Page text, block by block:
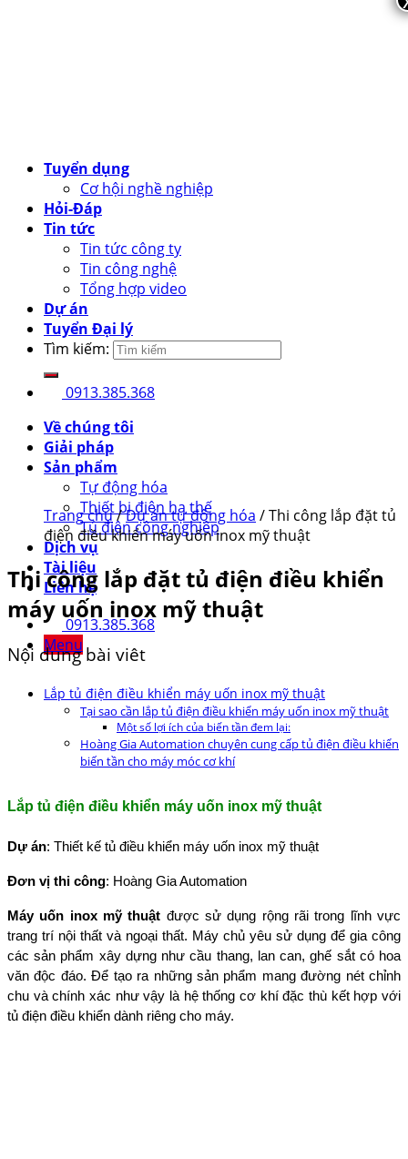
Tuyển dụng
Cơ hội nghề nghiệp
Hỏi-Đáp
Tin tức
Tin tức công ty
Tin công nghệ
Tổng hợp video
Dự án
Tuyển Đại lý
Tìm kiếm:
0913.385.368
Về chúng tôi
Giải pháp
Sản phẩm
Tự động hóa
Thiết bị điện hạ thế
Tủ điện công nghiệp
Dịch vụ
Tài liệu
Liên hệ
0913.385.368
Menu
Trang chủ/Dự án tự động hóa /Thi công lắp đặt tủ
điện điều khiển máy uốn inox mỹ thuật
Thi công lắp đặt tủ điện điều khiển
máy uốn inox mỹ thuật
Nội dung bài viêt
Lắp tủ điện điều khiển máy uốn inox mỹ thuật
Tại sao cần lắp tủ điện điều khiển máy uốn inox mỹ thuật
Một số lợi ích của biến tần đem lại:
Hoàng Gia Automation chuyên cung cấp tủ điện điều khiển
biến tần cho máy móc cơ khí
Lắp tủ điện điều khiển máy uốn inox mỹ thuật
Dự án: Thiết kế tủ điều khiển máy uốn inox mỹ thuật
Đơn vị thi công: Hoàng Gia Automation
Máy uốn inox mỹ thuật được sử dụng rộng rãi trong lĩnh vực
trang trí nội thất và ngoại thất. Máy chủ yêu sử dụng để gia công
các sản phẩm xây dựng như cầu thang, lan can, ghế sắt có hoa
văn độc đáo. Để tạo ra những sản phẩm mang đường nét chỉnh
chu và chính xác như vậy là hệ thống cơ khí đặc thù kết hợp với
tủ điện điều khiển dành riêng cho máy.